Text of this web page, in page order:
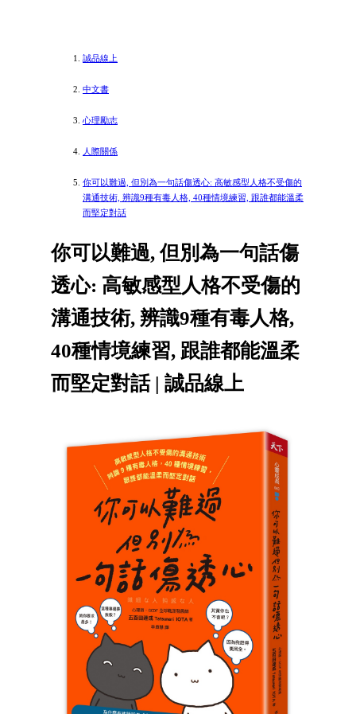
誠品線上
中文書
心理勵志
人際關係
你可以難過, 但別為一句話傷透心: 高敏感型人格不受傷的
溝通技術, 辨識9種有毒人格, 40種情境練習, 跟誰都能溫柔
而堅定對話
你可以難過, 但別為一句話傷
透心: 高敏感型人格不受傷的
溝通技術, 辨識9種有毒人格,
40種情境練習, 跟誰都能溫柔
而堅定對話 | 誠品線上